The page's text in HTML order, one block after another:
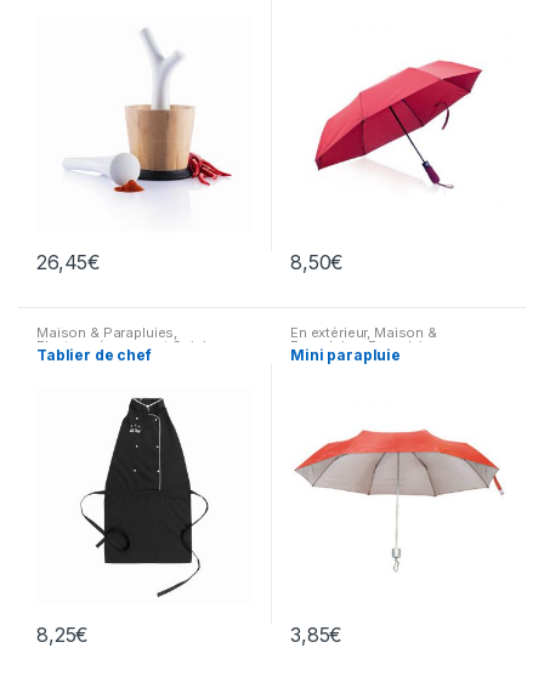
26,45€ 8,50€
Maison & Parapluies,
Electroménagers et Cuisine
Textiles, Vêtements
Tablier de chef
8,25€
En extérieur, Maison &
Parapluies Parapluies
Mini parapluie
3,85€